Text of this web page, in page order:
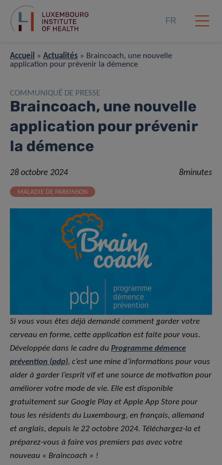
FR
Accueil » Actualités » Braincoach, une nouvelle
application pour prévenir la démence
COMMUNIQUÉ DE PRESSE
Braincoach, une nouvelle
application pour prévenir
la démence
28 octobre 2024 8minutes
MALADIE DE PARKINSON
Si vous vous êtes déjà demandé comment garder votre
cerveau en forme, cette application est faite pour vous.
Développée dans le cadre du Programme démence
prévention (pdp), c’est une mine d’informations pour vous
aider à garder l’esprit vif et une source de motivation pour
améliorer votre mode de vie. Elle est disponible
gratuitement sur Google Play et Apple App Store pour
tous les résidents du Luxembourg, en français, allemand
et anglais, depuis le 22 octobre 2024. Téléchargez-la et
préparez-vous à faire vos premiers pas avec votre
nouveau « Braincoach » !